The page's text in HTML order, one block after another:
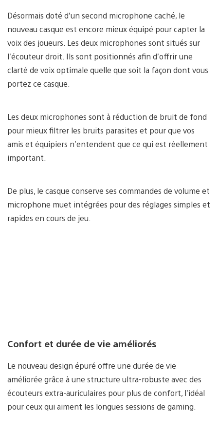
Désormais doté d’un second microphone caché, le
nouveau casque est encore mieux équipé pour capter la
voix des joueurs. Les deux microphones sont situés sur
l’écouteur droit. Ils sont positionnés afin d’offrir une
clarté de voix optimale quelle que soit la façon dont vous
portez ce casque.
Les deux microphones sont à réduction de bruit de fond
pour mieux filtrer les bruits parasites et pour que vos
amis et équipiers n’entendent que ce qui est réellement
important.
De plus, le casque conserve ses commandes de volume et
microphone muet intégrées pour des réglages simples et
rapides en cours de jeu.
Confort et durée de vie améliorés
Le nouveau design épuré offre une durée de vie
améliorée grâce à une structure ultra-robuste avec des
écouteurs extra-auriculaires pour plus de confort, l’idéal
pour ceux qui aiment les longues sessions de gaming.